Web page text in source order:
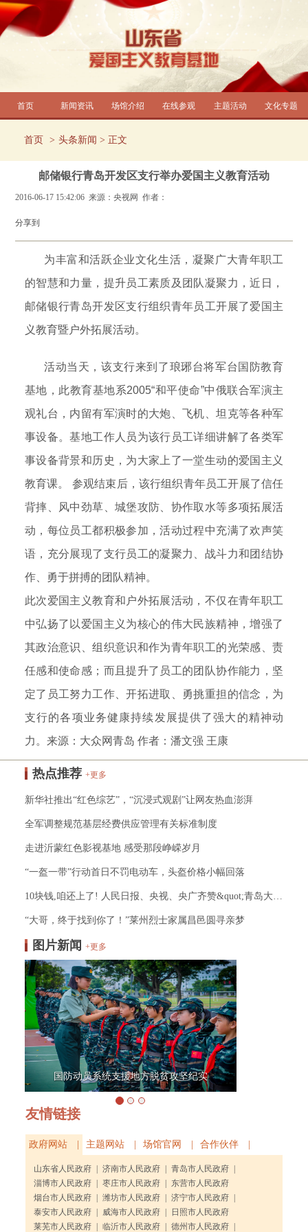
首页 新闻资讯 场馆介绍 在线参观 主题活动 文化专题
首页 头条新闻 > 正文
邮储银行青岛开发区支行举办爱国主义教育活动
2016-06-17 15:42:06 来源：央视网 作者：
分享到
为丰富和活跃企业文化生活，凝聚广大青年职工
的智慧和力量，提升员工素质及团队凝聚力，近日，
邮储银行青岛开发区支行组织青年员工开展了爱国主
义教育暨户外拓展活动。
活动当天，该支行来到了琅琊台将军台国防教育
基地，此教育基地系2005“和平使命”中俄联合军演主
观礼台，内留有军演时的大炮、飞机、坦克等各种军
事设备。基地工作人员为该行员工详细讲解了各类军
事设备背景和历史，为大家上了一堂生动的爱国主义
教育课。 参观结束后，该行组织青年员工开展了信任
背摔、风中劲草、城堡攻防、协作取水等多项拓展活
动，每位员工都积极参加，活动过程中充满了欢声笑
语，充分展现了支行员工的凝聚力、战斗力和团结协
作、勇于拼搏的团队精神。
此次爱国主义教育和户外拓展活动，不仅在青年职工
中弘扬了以爱国主义为核心的伟大民族精神，增强了
其政治意识、组织意识和作为青年职工的光荣感、责
任感和使命感；而且提升了员工的团队协作能力，坚
定了员工努力工作、开拓进取、勇挑重担的信念，为
支行的各项业务健康持续发展提供了强大的精神动
力。来源： 大众网青岛 作者：潘文强 王康
热点推荐 +更多
新华社推出“红色综艺”，“沉浸式观剧”让网友热血澎湃
全军调整规范基层经费供应管理有关标准制度
走进沂蒙红色影视基地 感受那段峥嵘岁月
“一盔一带”行动首日不罚电动车，头盔价格小幅回落
10块钱,咱还上了! 人民日报、央视、央广齐赞&quot;青岛大叔&quot;！
“大哥，终于找到你了！”莱州烈士家属昌邑圆寻亲梦
图片新闻 +更多
国防动员系统支援地方脱贫攻坚纪实
友情链接
政府网站 | 主题网站 | 场馆官网 | 合作伙伴 |
山东省人民政府 济南市人民政府 青岛市人民政府
淄博市人民政府
枣庄市人民政府
东营市人民政府
烟台市人民政府
潍坊市人民政府 济宁市人民政府
泰安市人民政府
威海市人民政府
日照市人民政府
莱芜市人民政府
临沂市人民政府 德州市人民政府